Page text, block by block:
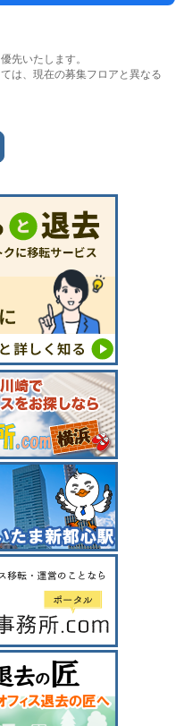
先いたします。
は、現在の募集フロアと異なる